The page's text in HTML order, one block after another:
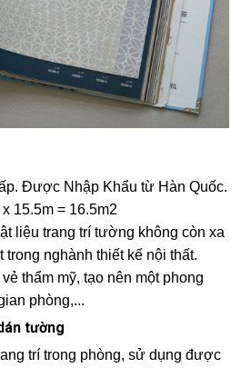
Được Nhập Khẩu từ Hàn Quốc.
15.5m = 16.5m2
liệu trang trí tường không còn xa
trong nghành thiết kế nội thất.
thẩm mỹ, tạo nên một phong
phòng,...
tường
trí trong phòng, sử dụng được